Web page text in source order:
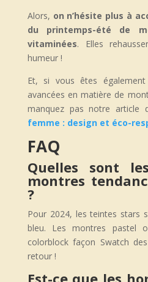
Alors, on n’hésite plus à
du printemps-été de
vitaminées. Elles
humeur !
Et, si vous êtes également
avancées en matière de
manquez pas notre article
femme : design et éco-
FAQ
Quelles sont
montres
?
Pour 2024, les teintes stars
bleu. Les montres pastel
colorblock façon Swatch
retour !